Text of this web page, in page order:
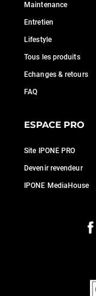
Maintenance
Entretien
Lifestyle
Tous les produits
Echanges & retours
FAQ
ESPACE PRO
Site IPONE PRO
Devenir revendeur
IPONE MediaHouse